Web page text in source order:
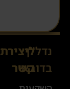
נדל"ן
בדובאי
ליצירת
קשר